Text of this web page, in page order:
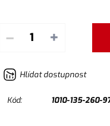
– +
Hlídat dostupnost
Kód: 1010-135-260-